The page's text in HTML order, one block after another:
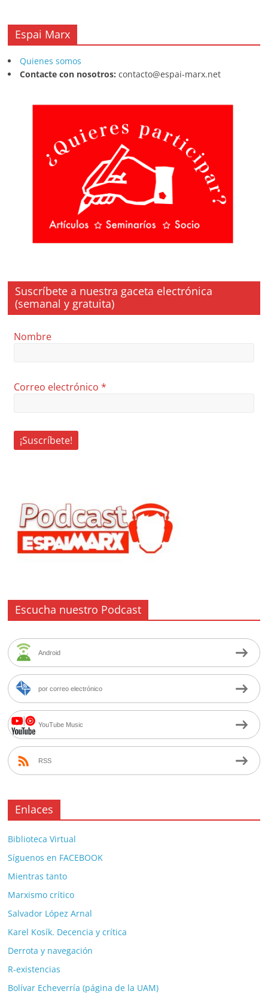
Espai Marx
Quienes somos
Contacte con nosotros: contacto@espai-marx.net
Suscríbete a nuestra gaceta electrónica
(semanal y gratuita)
Nombre
Correo electrónico*
Escucha nuestro Podcast
Android
por correo electrónico
YouTube Music
RSS
Enlaces
Biblioteca Virtual
Síguenos en FACEBOOK
Mientras tanto
Marxismo crítico
Salvador López Arnal
Karel Kosík. Decencia y crítica
Derrota y navegación
R-existencias
Bolívar Echeverría (página de la UAM)